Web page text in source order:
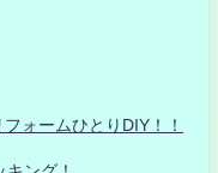
ォームひとりDIY！！